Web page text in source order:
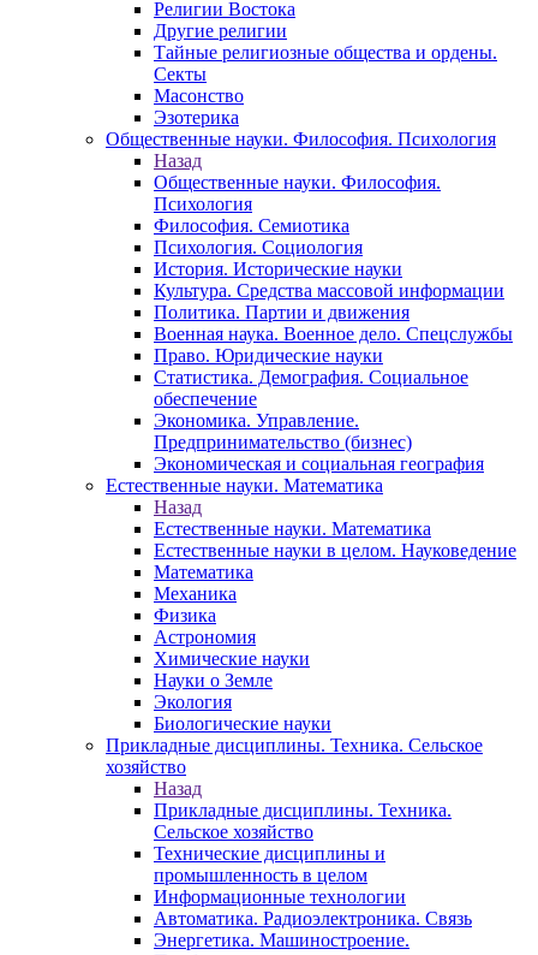
Религии Востока
Другие религии
Тайные религиозные общества и ордены.
Секты
Масонство
Эзотерика
Общественные науки. Философия. Психология
Назад
Общественные науки. Философия.
Психология
Философия. Семиотика
Психология. Социология
История. Исторические науки
Культура. Средства массовой информации
Политика. Партии и движения
Военная наука. Военное дело. Спецслужбы
Право. Юридические науки
Статистика. Демография. Социальное
обеспечение
Экономика. Управление.
Предпринимательство (бизнес)
Экономическая и социальная география
Естественные науки. Математика
Назад
Естественные науки. Математика
Естественные науки в целом. Науковедение
Математика
Механика
Физика
Астрономия
Химические науки
Науки о Земле
Экология
Биологические науки
Прикладные дисциплины. Техника. Сельское
хозяйство
Назад
Прикладные дисциплины. Техника.
Сельское хозяйство
Технические дисциплины и
промышленность в целом
Информационные технологии
Автоматика. Радиоэлектроника. Связь
Энергетика. Машиностроение.